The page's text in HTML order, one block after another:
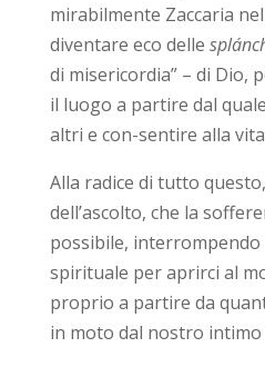
mirabilmente Zaccaria
diventare eco delle
di misericordia” – di Dio,
il luogo a partire dal
altri e con-sentire alla
Alla radice di tutto
dell’ascolto, che la
possibile,
spirituale per aprirci al
proprio a partire da
in moto dal nostro